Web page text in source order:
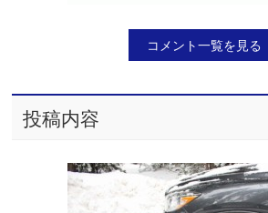
コメント一覧を見る
投稿内容